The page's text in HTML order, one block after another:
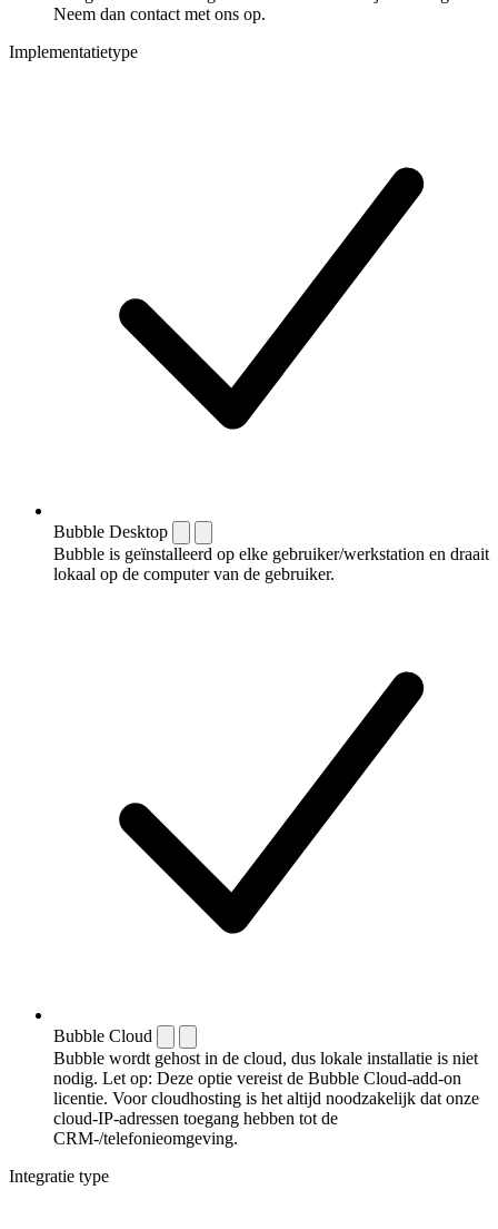
Neem dan contact met ons op.
Implementatietype
Bubble Desktop
Bubble is geïnstalleerd op elke gebruiker/werkstation en draait
lokaal op de computer van de gebruiker.
Bubble Cloud
Bubble wordt gehost in de cloud, dus lokale installatie is niet
nodig. Let op: Deze optie vereist de Bubble Cloud-add-on
licentie. Voor cloudhosting is het altijd noodzakelijk dat onze
cloud-IP-adressen toegang hebben tot de
CRM-/telefonieomgeving.
Integratie type